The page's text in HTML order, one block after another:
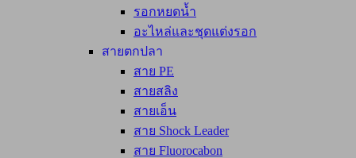
รอกหยดน้ำ
อะไหล่และชุดแต่งรอก
สายตกปลา
สาย PE
สายสลิง
สายเอ็น
สาย Shock Leader
สาย Fluorocabon